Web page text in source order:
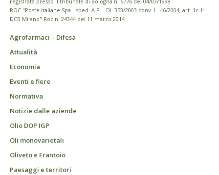
ROC "Poste italiane Spa - sped. A.P. - DL 353/2003 conv. L. 46/2004, art. 1c.1:
DCB Milano" Roc n. 24344 del 11 marzo 2014
Agrofarmaci – Difesa
Attualità
Economia
Eventi e fiere
Normativa
Notizie dalle aziende
Olio DOP IGP
Oli monovarietali
Oliveto e Frantoio
Paesaggi e territori